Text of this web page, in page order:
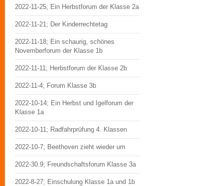
2022-11-25; Ein Herbstforum der Klasse 2a
2022-11-21; Der Kinderrechtetag
2022-11-18; Ein schaurig, schönes
Novemberforum der Klasse 1b
2022-11-11; Herbstforum der Klasse 2b
2022-11-4; Forum Klasse 3b
2022-10-14; Ein Herbst und Igelforum der
Klasse 1a
2022-10-11; Radfahrprüfung 4. Klassen
2022-10-7; Beethoven zieht wieder um
2022-30.9; Freundschaftsforum Klasse 3a
2022-8-27; Einschulung Klasse 1a und 1b